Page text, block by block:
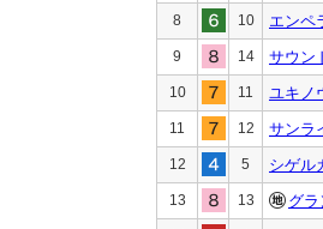
8 10 エンペ
9 14 サウン
10 11 ユキノ
11 12 サンラ
12 5 シゲル
13 13 グ